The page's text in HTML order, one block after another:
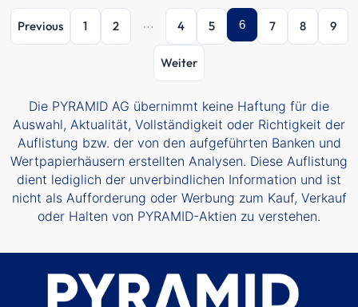
Previous 1 2 … 4 5 6 7 8 9
Weiter
Die PYRAMID AG übernimmt keine Haftung für die
Auswahl, Aktualität, Vollständigkeit oder Richtigkeit der
Auflistung bzw. der von den aufgeführten Banken und
Wertpapierhäusern erstellten Analysen. Diese Auflistung
dient lediglich der unverbindlichen Information und ist
nicht als Aufforderung oder Werbung zum Kauf, Verkauf
oder Halten von PYRAMID-Aktien zu verstehen.